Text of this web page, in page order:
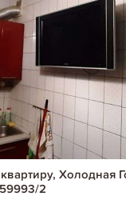
Холодная
2